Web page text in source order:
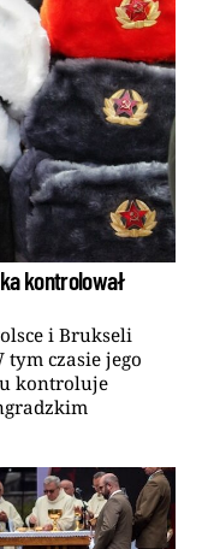
kontrolował
i Brukseli
tym czasie jego
kontroluje